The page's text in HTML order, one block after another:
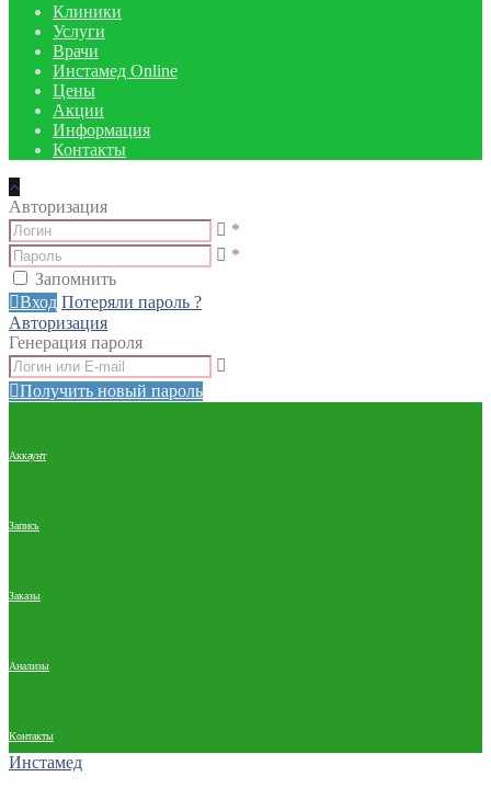
Клиники
Услуги
Врачи
Инстамед Online
Цены
Акции
Информация
Контакты
Авторизация
*
*
Запомнить
Вход Потеряли пароль ?
Авторизация
Генерация пароля
Получить новый пароль
Аккаунт
Запись
Заказы
Анализы
Контакты
Инстамед